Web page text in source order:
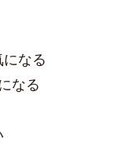
なる
なる